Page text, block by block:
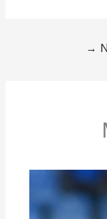
→